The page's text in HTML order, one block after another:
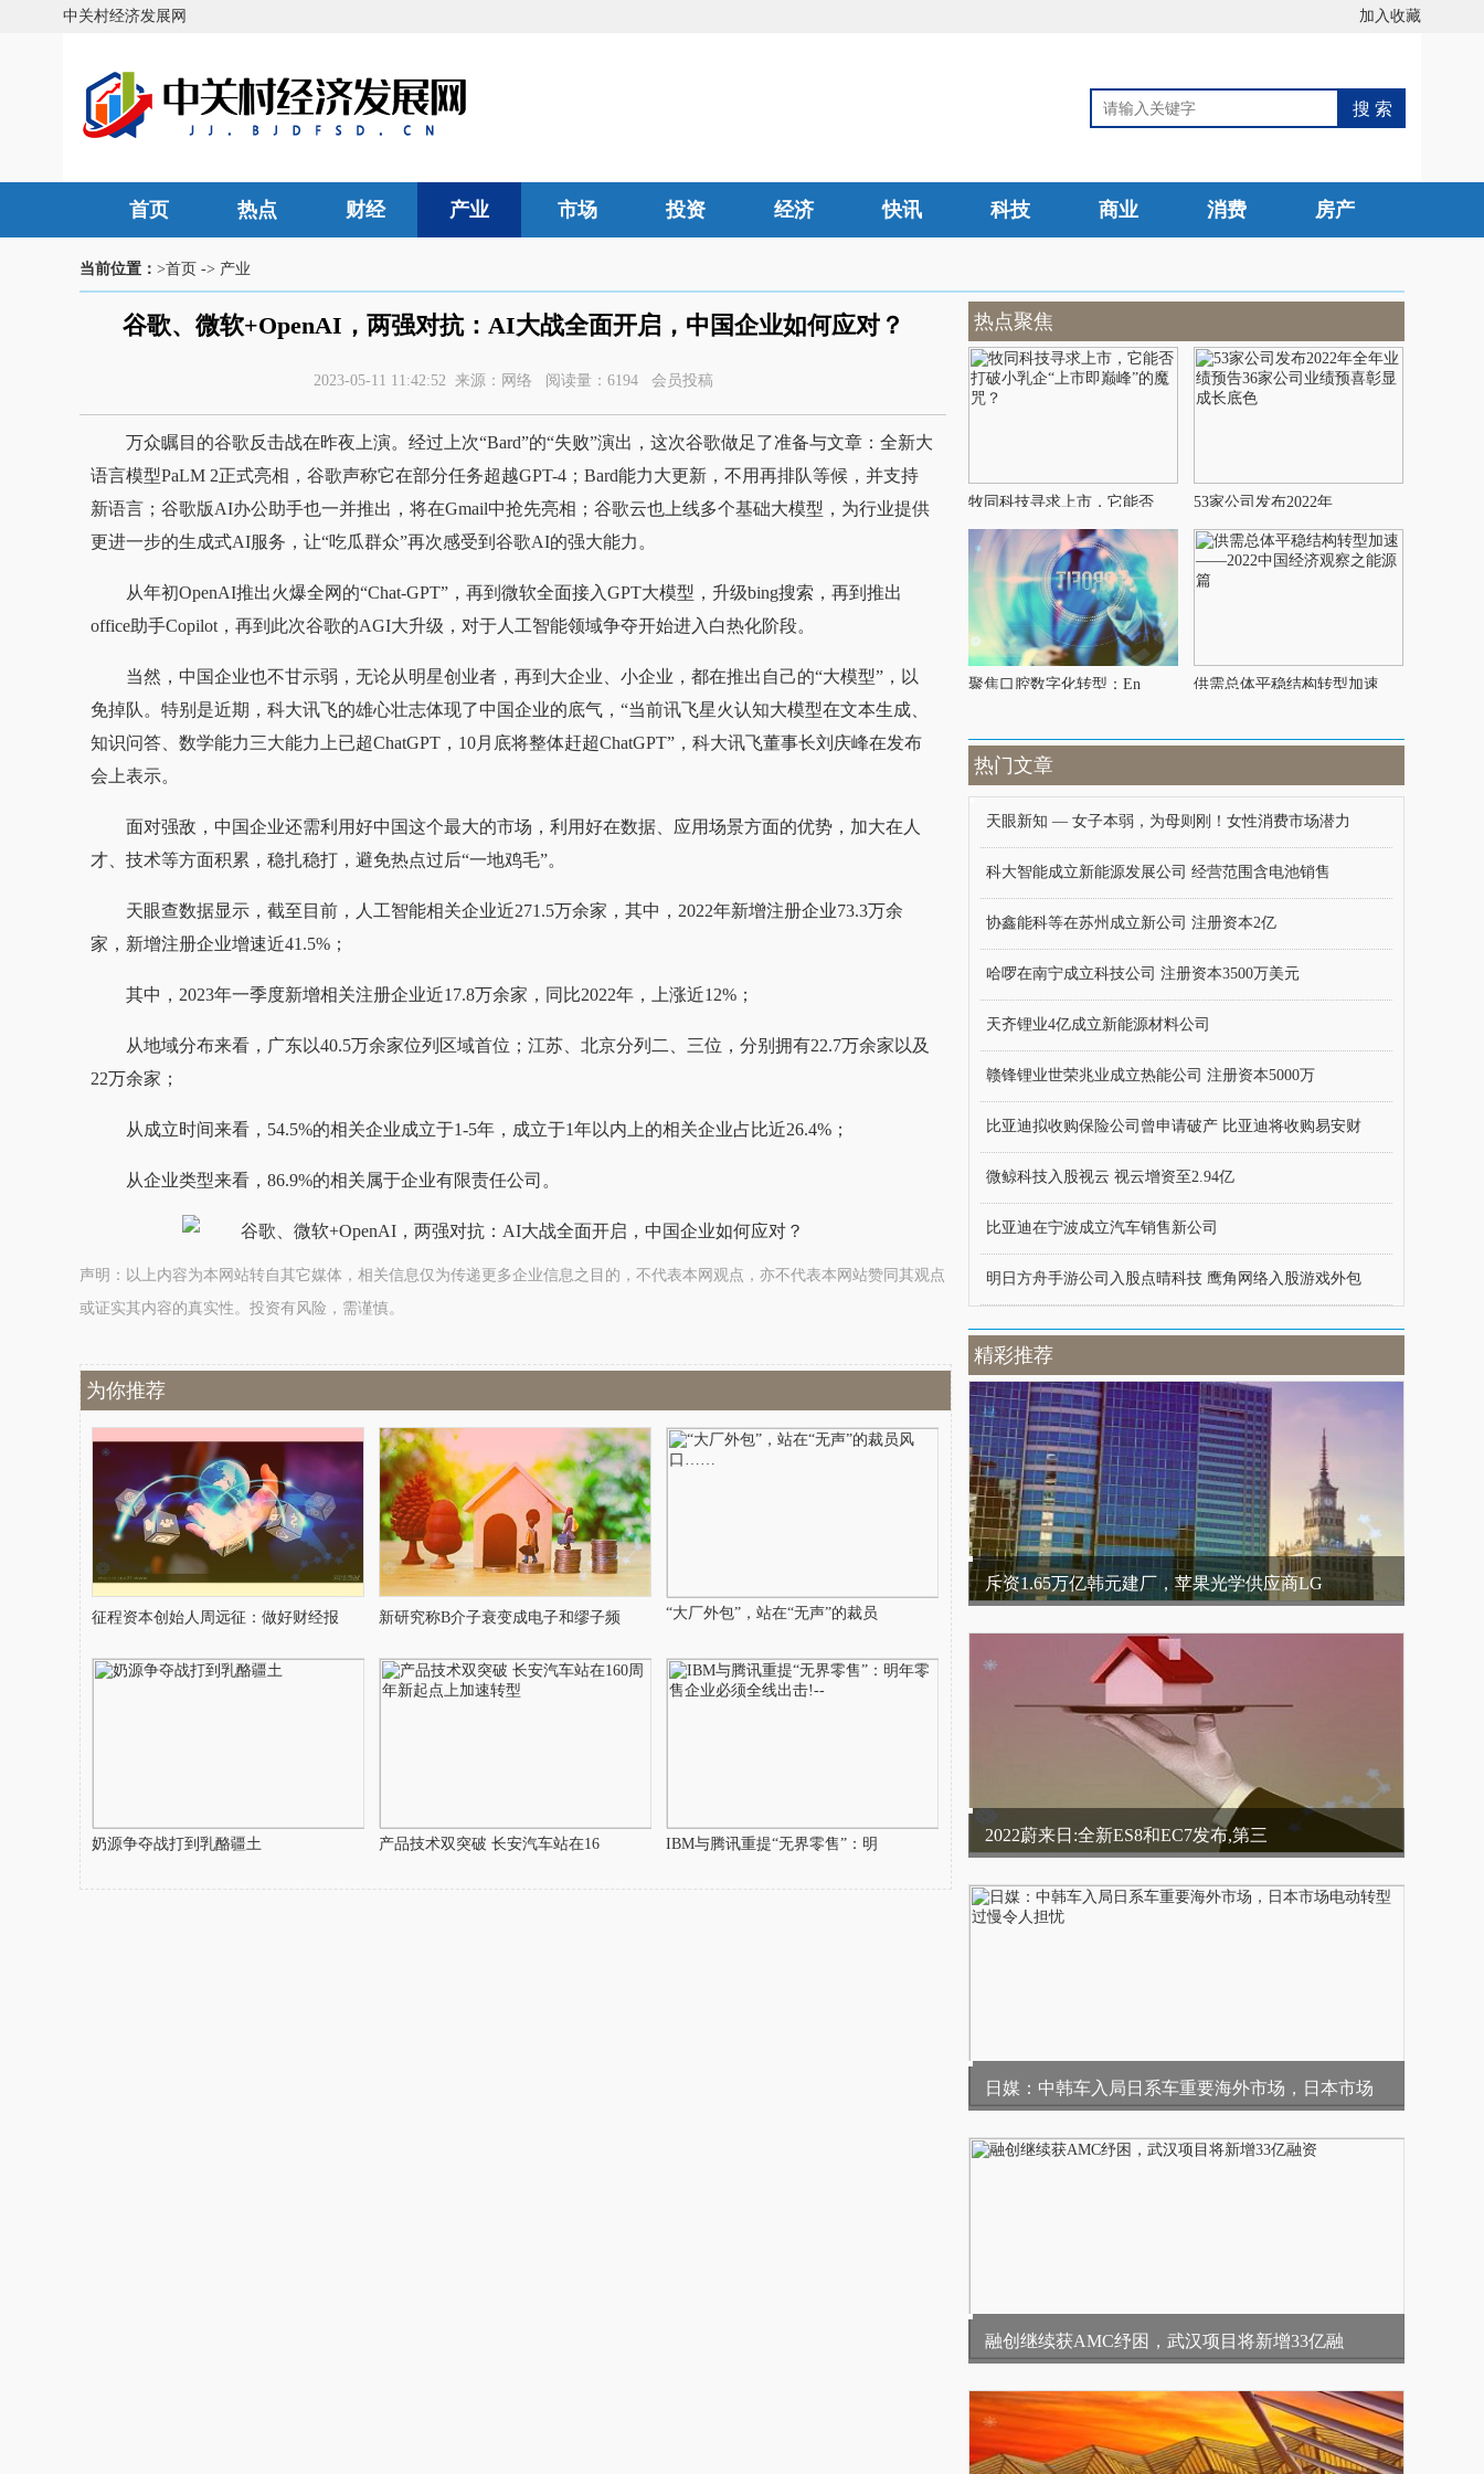
中关村经济发展网 加入收藏
首页 热点 财经 产业 市场 投资 经济 快讯 科技 商业 消费 房产
当前位置： >首页 -> 产业
谷歌、微软+OpenAI，两强对抗：AI大战全面开启，中国企业如何应对？
2023-05-11 11:42:52 来源：网络 阅读量：6194 会员投稿
万众瞩目的谷歌反击战在昨夜上演。经过上次“Bard”的“失败”演出，这次谷歌做足了准备与文章：全新大
语言模型PaLM 2正式亮相，谷歌声称它在部分任务超越GPT-4；Bard能力大更新，不用再排队等候，并支持
新语言；谷歌版AI办公助手也一并推出，将在Gmail中抢先亮相；谷歌云也上线多个基础大模型，为行业提供
更进一步的生成式AI服务，让“吃瓜群众”再次感受到谷歌AI的强大能力。
从年初OpenAI推出火爆全网的“Chat-GPT”，再到微软全面接入GPT大模型，升级bing搜索，再到推出
office助手Copilot，再到此次谷歌的AGI大升级，对于人工智能领域争夺开始进入白热化阶段。
当然，中国企业也不甘示弱，无论从明星创业者，再到大企业、小企业，都在推出自己的“大模型”，以
免掉队。特别是近期，科大讯飞的雄心壮志体现了中国企业的底气，“当前讯飞星火认知大模型在文本生成、
知识问答、数学能力三大能力上已超ChatGPT，10月底将整体赶超ChatGPT”，科大讯飞董事长刘庆峰在发布
会上表示。
面对强敌，中国企业还需利用好中国这个最大的市场，利用好在数据、应用场景方面的优势，加大在人
才、技术等方面积累，稳扎稳打，避免热点过后“一地鸡毛”。
天眼查数据显示，截至目前，人工智能相关企业近271.5万余家，其中，2022年新增注册企业73.3万余
家，新增注册企业增速近41.5%；
其中，2023年一季度新增相关注册企业近17.8万余家，同比2022年，上涨近12%；
从地域分布来看，广东以40.5万余家位列区域首位；江苏、北京分列二、三位，分别拥有22.7万余家以及
22万余家；
从成立时间来看，54.5%的相关企业成立于1-5年，成立于1年以内上的相关企业占比近26.4%；
从企业类型来看，86.9%的相关属于企业有限责任公司。
声明：以上内容为本网站转自其它媒体，相关信息仅为传递更多企业信息之目的，不代表本网观点，亦不代表本网站赞同其观点
或证实其内容的真实性。投资有风险，需谨慎。
为你推荐
征程资本创始人周远征：做好财经报 新研究称B介子衰变成电子和缪子频 “大厂外包”，站在“无声”的裁员
奶源争夺战打到乳酪疆土 产品技术双突破 长安汽车站在16 IBM与腾讯重提“无界零售”：明
热点聚焦
牧同科技寻求上市，它能否 53家公司发布2022年
聚焦口腔数字化转型：En 供需总体平稳结构转型加速
热门文章
天眼新知 — 女子本弱，为母则刚！女性消费市场潜力
科大智能成立新能源发展公司 经营范围含电池销售
协鑫能科等在苏州成立新公司 注册资本2亿
哈啰在南宁成立科技公司 注册资本3500万美元
天齐锂业4亿成立新能源材料公司
赣锋锂业世荣兆业成立热能公司 注册资本5000万
比亚迪拟收购保险公司曾申请破产 比亚迪将收购易安财
微鲸科技入股视云 视云增资至2.94亿
比亚迪在宁波成立汽车销售新公司
明日方舟手游公司入股点晴科技 鹰角网络入股游戏外包
精彩推荐
斥资1.65万亿韩元建厂，苹果光学供应商LG
2022蔚来日:全新ES8和EC7发布,第三
日媒：中韩车入局日系车重要海外市场，日本市场
融创继续获AMC纾困，武汉项目将新增33亿融